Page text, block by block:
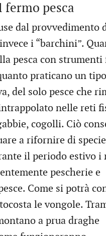
fermo pesca
dal provvedimento
i “barchini”.
pesca con strumenti
praticano un
del solo pesce che
nelle reti
cogolli. Ciò
a rifornire di
il periodo estivo i
pescherie e
Come si potrà
le vongole.
a prua draghe